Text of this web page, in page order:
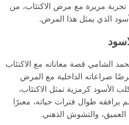
مريرة مع مرض الاكتئاب، من
الذي يمثل هذا المرض.
الشامي قصة معاناته مع الاكتئاب
صراعاته الداخلية مع المرض
الأسود كرمزية تمثل الاكتئاب،
طوال فترات حياته، معبرًا
العميق، والتشوش الذهني.